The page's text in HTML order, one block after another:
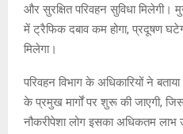
और सुरक्षित परिवहन सुविधा
में ट्रैफिक दबाव कम होगा, प्रदूषण
मिलेगा।
परिवहन विभाग के अधिकारियों ने
के प्रमुख मार्गों पर शुरू की जाएगी,
नौकरीपेशा लोग इसका अधिकतम लाभ